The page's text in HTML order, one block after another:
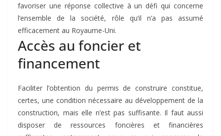
favoriser une réponse collective à un défi qui concerne
l’ensemble de la société, rôle qu’il n’a pas assumé
efficacement au Royaume-Uni.
Accès au foncier et
financement
Faciliter l’obtention du permis de construire constitue,
certes, une condition nécessaire au développement de la
construction, mais elle n’est pas suffisante. Il faut aussi
disposer de ressources foncières et financières